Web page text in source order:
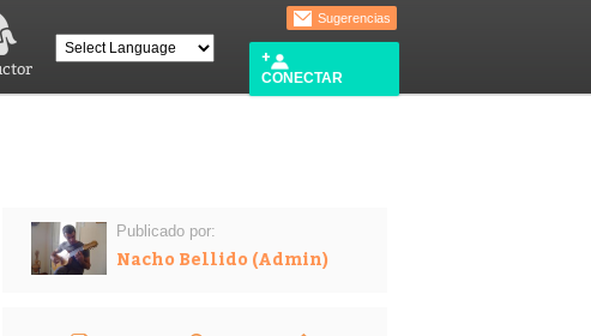
Sugerencias
CONECTAR
Publicado por:
Nacho Bellido (Admin)